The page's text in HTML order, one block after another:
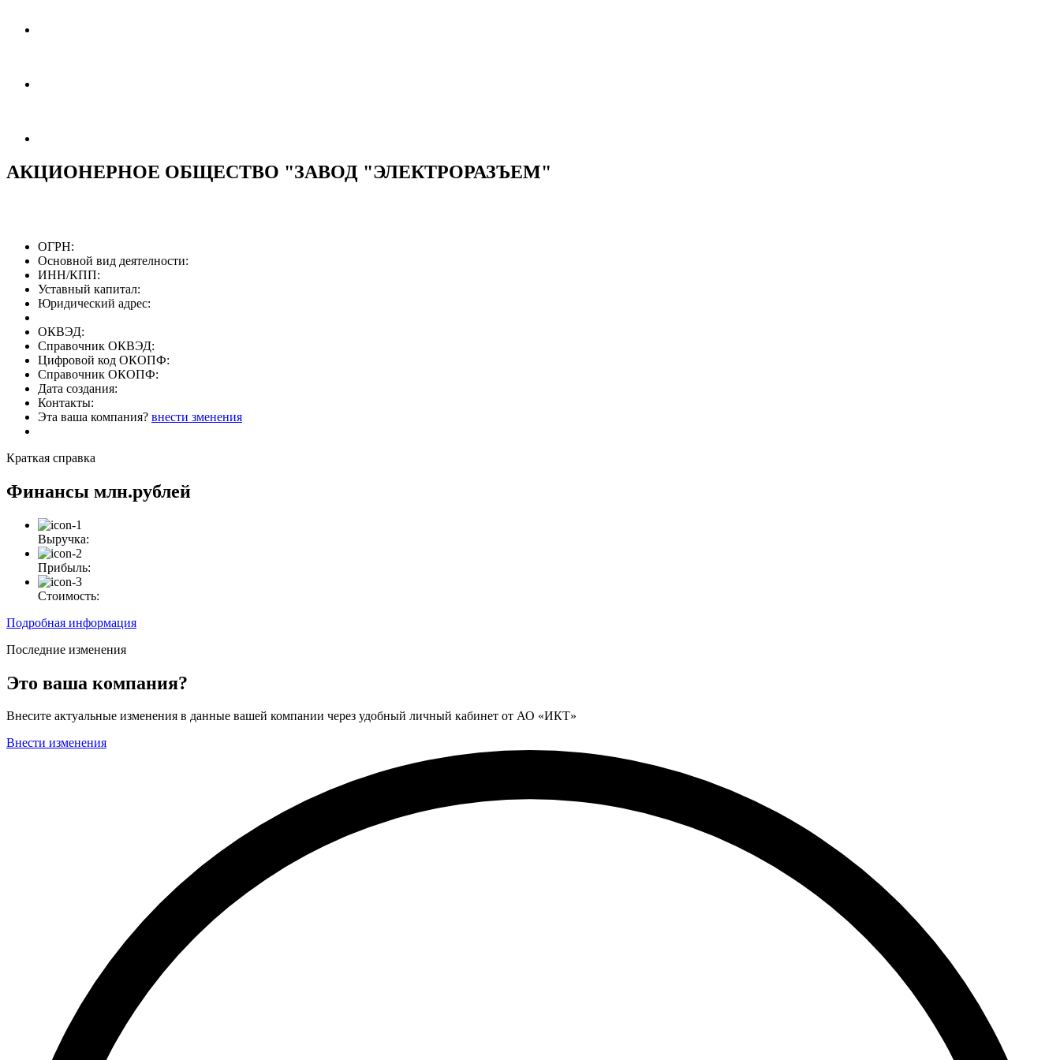
АКЦИОНЕРНОЕ ОБЩЕСТВО "ЗАВОД "ЭЛЕКТРОРАЗЪЕМ"
ОГРН:
Основной вид деятелности:
ИНН/КПП:
Уставный капитал:
Юридический адрес:
ОКВЭД:
Справочник ОКВЭД:
Цифровой код ОКОПФ:
Справочник ОКОПФ:
Дата создания:
Контакты:
Эта ваша компания? внести зменения
Краткая справка
Финансы млн.рублей
Выручка:
Прибыль:
Стоимость:
Подробная информация
Последние изменения
Это ваша компания?
Внесите актуальные изменения в данные вашей компании через удобный личный кабинет от АО «ИКТ»
Внести изменения